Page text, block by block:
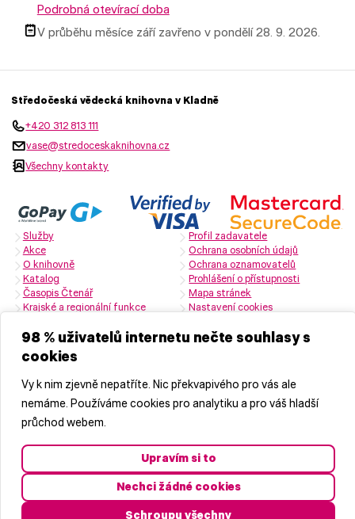
98 % uživatelů internetu nečte souhlasy s
cookies
Vy k nim zjevně nepatříte. Nic překvapivého pro vás ale
nemáme. Používáme cookies pro analytiku a pro váš hladší
průchod webem.
Upravím si to
Nechci žádné cookies
Schroupu všechny
Podrobná otevírací doba
V průběhu měsíce září zavřeno v pondělí 28. 9. 2026.
Středočeská vědecká knihovna v Kladně
+420 312 813 111
vase@stredoceskaknihovna.cz
Všechny kontakty
Služby
Akce
O knihovně
Katalog
Časopis Čtenář
Krajské a regionální funkce
Profil zadavatele
Ochrana osobních údajů
Ochrana oznamovatelů
Prohlášení o přístupnosti
Mapa stránek
Nastavení cookies
Naši partneři
© 2026 Středočeská vědecká knihovna v Kladně, příspěvková
organizace